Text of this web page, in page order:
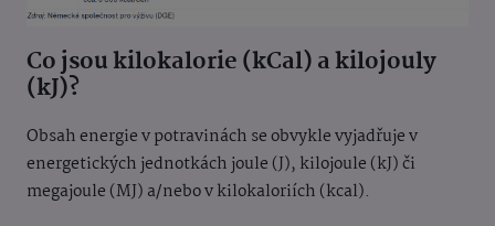
Co jsou kilokalorie (kCal) a kilojouly
(kJ)?
Obsah energie v potravinách se obvykle vyjadřuje v
energetických jednotkách joule (J), kilojoule (kJ) či
megajoule (MJ) a/nebo v kilokaloriích (kcal).